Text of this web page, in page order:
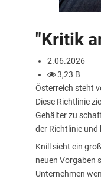
"Kritik
2.06.2026
3,23 B
Österreich steht
Diese Richtlinie
Gehälter zu
der Richtlinie und
Knill sieht ein
neuen Vorgaben
Unternehmen